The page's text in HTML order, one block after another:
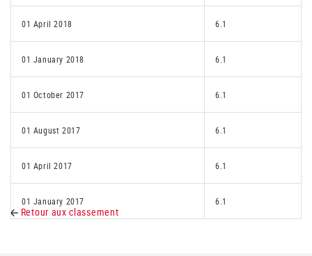
01 April 2018 6.1
01 January 2018 6.1
01 October 2017 6.1
01 August 2017 6.1
01 April 2017 6.1
01 January 2017 6.1
Retour aux classement